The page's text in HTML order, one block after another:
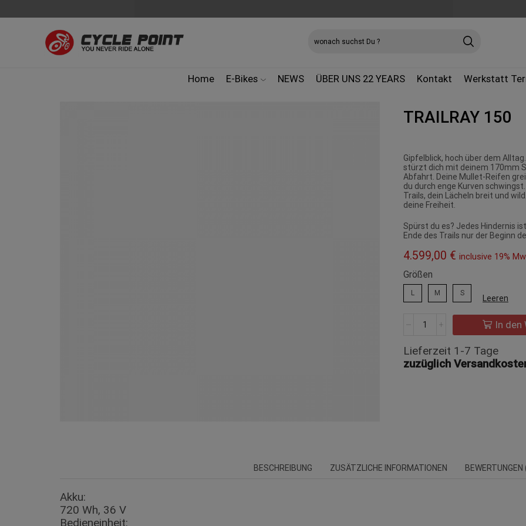
Home E-Bikes NEWS ÜBER UNS 22 YEARS Kontakt Werkstatt
TRAILRAY 150
Gipfelblick, hoch über dem
stürzt dich mit deinem 170mm
Abfahrt. Deine Mullet-Reifen
du durch enge Kurven
Trails, dein Lächeln breit und
deine Freiheit.
Spürst du es? Jedes Hindernis
Ende des Trails nur der Beginn
4.599,00 € inclusive 19%
Größen
L M S
Leeren
In den
Lieferzeit 1-7 Tage
zuzüglich
BESCHREIBUNG ZUSÄTZLICHE INFORMATIONEN BEWERTUNGEN
Akku:
720 Wh, 36 V
Bedieneinheit: